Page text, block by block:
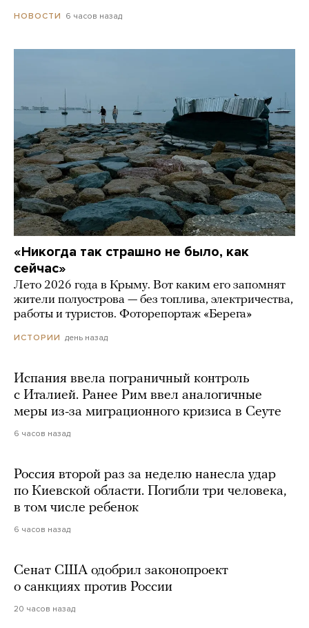
НОВОСТИ 6 часов назад
«Никогда так страшно не было, как
сейчас»
Лето 2026 года в Крыму. Вот каким его запомнят
жители полуострова — без топлива, электричества,
работы и туристов. Фоторепортаж «Берега»
ИСТОРИИ день назад
Испания ввела пограничный контроль
с Италией. Ранее Рим ввел аналогичные
меры из-за миграционного кризиса в Сеуте
6 часов назад
Россия второй раз за неделю нанесла удар
по Киевской области. Погибли три человека,
в том числе ребенок
6 часов назад
Сенат США одобрил законопроект
о санкциях против России
20 часов назад